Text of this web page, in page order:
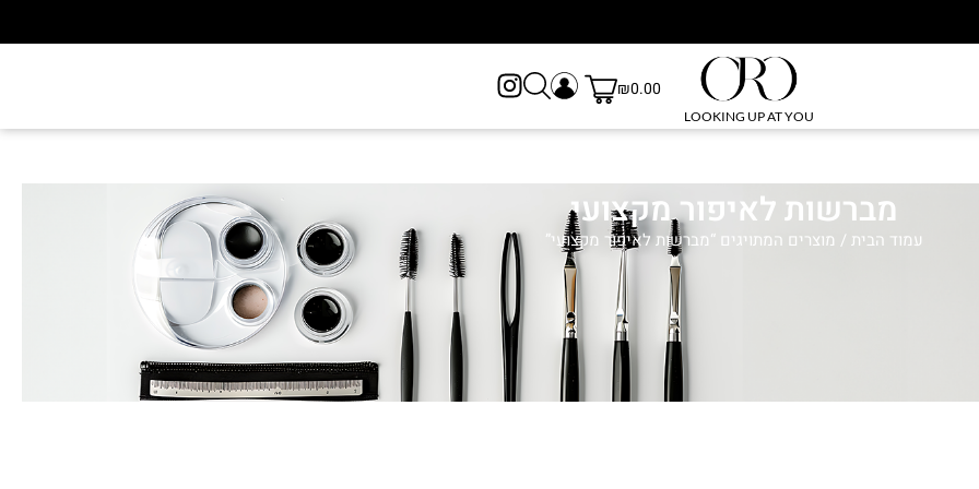
LOOKING UP AT YOU
₪0.00
מברשות לאיפור מקצועי
עמוד הבית / מוצרים המתויגים “מברשות לאיפור מקצועי”